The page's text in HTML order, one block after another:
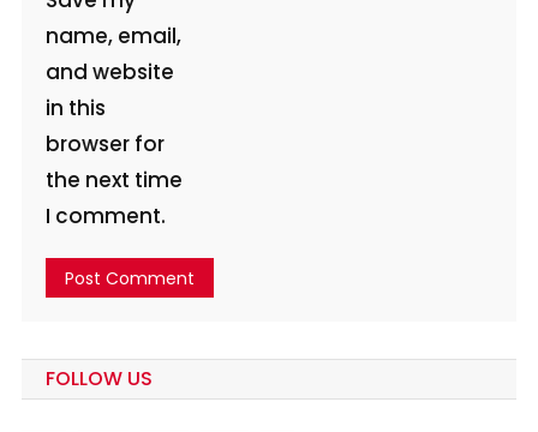
name, email,
and website
in this
browser for
the next time
I comment.
FOLLOW US